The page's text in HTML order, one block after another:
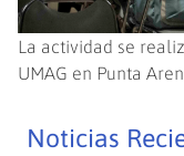
La actividad se
UMAG en Punta
Noticias